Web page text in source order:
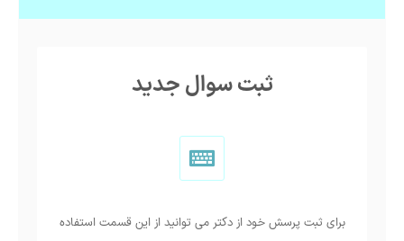
ثبت سوال جدید
برای ثبت پرسش خود از دکتر می توانید از این قسمت استفاده